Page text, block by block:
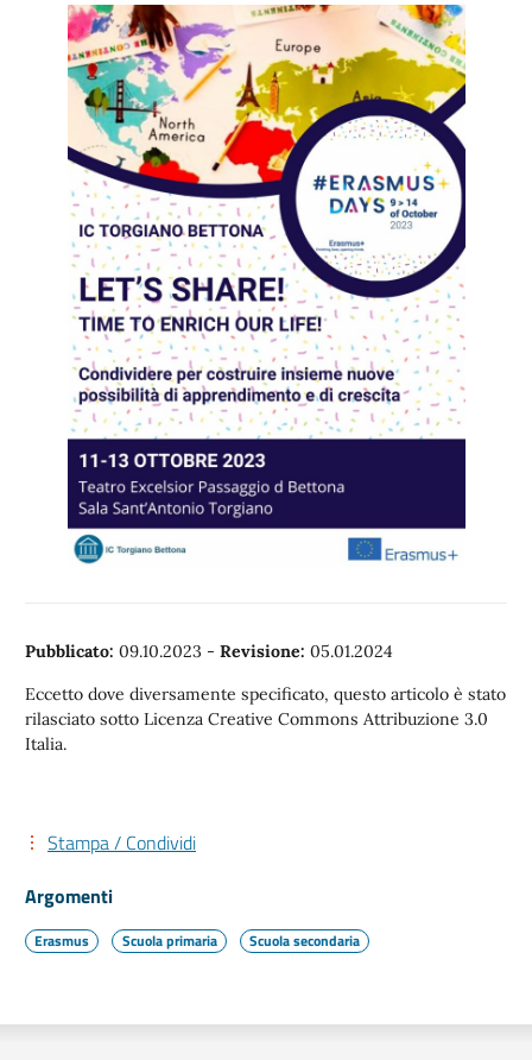
Pubblicato: 09.10.2023 - Revisione: 05.01.2024
Eccetto dove diversamente specificato, questo articolo è stato
rilasciato sotto Licenza Creative Commons Attribuzione 3.0
Italia.
Stampa / Condividi
Argomenti
Erasmus Scuola primaria Scuola secondaria